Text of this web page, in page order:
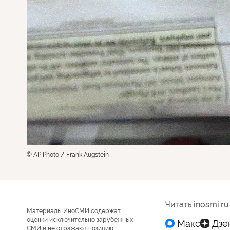
© AP Photo / Frank Augstein
Материалы ИноСМИ содержат
оценки исключительно зарубежных
СМИ и не отражают позицию
Читать inosmi.ru